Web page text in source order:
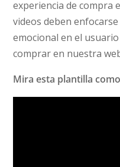
experiencia de compra
videos deben
emocional en el
comprar en nuestra
Mira esta plantilla